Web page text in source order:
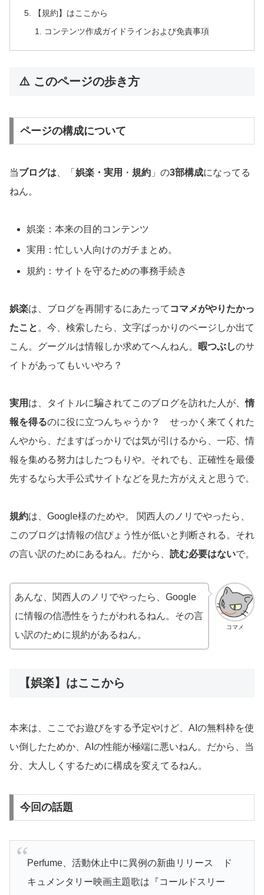
【規約】はここから
コンテンツ作成ガイドラインおよび免責事項
⚠️ このページの歩き方
ページの構成について
当ブログは 、「 娯楽・実用 ・ 規約 」の3部構成になってる
ねん。
娯楽：本来の目的コンテンツ
実用：忙しい人向けのガチまとめ。
規約：サイトを守るための事務手続き
娯楽は、ブログを再開するにあたって コマメがやりたかっ
たこと 。今、検索したら、文字ばっかりのページしか出て
こん。グーグルは情報しか求めてへんねん。
暇つぶしのサ
イトがあってもいいやろ？
実用 は、タイトルに騙されてこのブログを訪れた人が、情
報を得るのに役に立つんちゃうか？ せっかく来てくれた
んやから、だますばっかりでは気が引けるから、一応、情
報を集める努力はしたつもりや。それでも、正確性を最優
先するなら大手公式サイトなどを見た方がええと思うで。
規約は、Google様のためや。 関西人のノリでやったら、
このブログは情報の信ぴょう性が低いと判断される。それ
の言い訳のためにあるねん。だから、 読む必要はないで。
コマメ
あんな、関西人のノリでやったら、Google
に情報の信憑性をうたがわれるねん。その言
い訳のために規約があるねん。
【娯楽】はここから
本来は、ここでお遊びをする予定やけど、AIの無料枠を使
い倒したためか、AIの性能が極端に悪いねん。だから、当
分、大人しくするために構成を変えてるねん。
今回の話題
Perfume、活動休止中に異例の新曲リリース ド
キュメンタリー映画主題歌は『コールドスリー